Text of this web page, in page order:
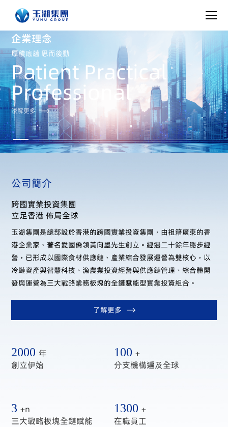
企業理念
厚積底藴 思而後動
Patient Practical
Professional
瞭解更多
公司簡介
跨國實業投資集團
立足香港 佈局全球
玉湖集團是總部設於香港的跨國實業投資集團，由祖籍廣東的香
港企業家、著名愛國僑領黃向墨先生創立。經過二十餘年穩步經
營，已形成以國際食材供應鏈、產業綜合發展運營為雙核心，以
冷鏈資產與智慧科技、漁農業投資經營與供應鏈管理、綜合體開
發與運營為三大戰略業務板塊的全鏈賦能型實業投資組合。
了解更多
2000 年
創立伊始
100 +
分支機構遍及全球
3+n
三大戰略板塊全鏈賦能
1300 +
在職員工